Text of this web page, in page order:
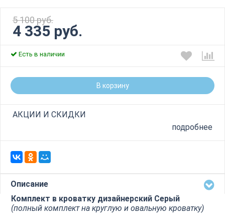
4 335 руб.
5 100 руб.
Есть в наличии
В корзину
АКЦИИ И СКИДКИ
подробнее
Описание
Комплект в кроватку дизайнерский Серый
(полный комплект на круглую и овальную кроватку)